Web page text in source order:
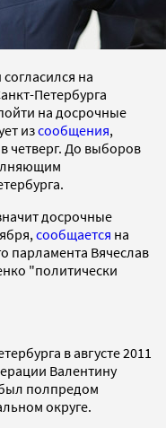
на
Петербурга
на досрочные
изсообщения,
четверг. До выборов
досрочные
сообщается на
парламента Вячеслав
"политически
в августе 2011
Валентину
полпредом
округе.